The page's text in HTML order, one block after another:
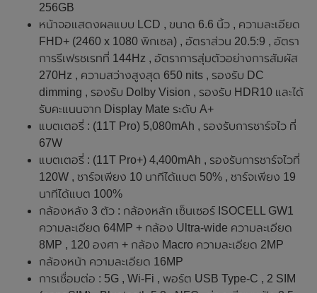
256GB
หน้าจอแสดงผลแบบ LCD , ขนาด 6.6 นิ้ว , ความละเอียด
FHD+ (2460 x 1080 พิกเซล) , อัตราส่วน 20.5:9 , อัตรา
การรีเฟรชเรทที่ 144Hz , อัตราการสุ่มตัวอย่างการสัมผัส
270Hz , ความสว่างสูงสุด 650 nits , รองรับ DC
dimming , รองรับ Dolby Vision , รองรับ HDR10 และได้
รับคะแนนจาก Display Mate ระดับ A+
แบตเตอรี่ : (11T Pro) 5,080mAh , รองรับการชาร์จไว ที่
67W
แบตเตอรี่ : (11T Pro+) 4,400mAh , รองรับการชาร์จไวที่
120W , ชาร์จเพียง 10 นาทีได้แบต 50% , ชาร์จเพียง 19
นาทีได้แบต 100%
กล้องหลัง 3 ตัว : กล้องหลัก เซ็นเซอร์ ISOCELL GW1
ความละเอียด 64MP + กล้อง Ultra-wide ความละเอียด
8MP , 120 องศา + กล้อง Macro ความละเอียด 2MP
กล้องหน้า ความละเอียด 16MP
การเชื่อมต่อ : 5G , Wi-Fi , พอร์ต USB Type-C , 2 SIM